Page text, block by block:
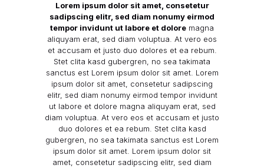
Lorem ipsum dolor sit amet, consetetur
sadipscing elitr, sed diam nonumy eirmod
tempor invidunt ut labore et dolore magna
aliquyam erat, sed diam voluptua. At vero eos
et accusam et justo duo dolores et ea rebum.
Stet clita kasd gubergren, no sea takimata
sanctus est Lorem ipsum dolor sit amet. Lorem
ipsum dolor sit amet, consetetur sadipscing
elitr, sed diam nonumy eirmod tempor invidunt
ut labore et dolore magna aliquyam erat, sed
diam voluptua. At vero eos et accusam et justo
duo dolores et ea rebum. Stet clita kasd
gubergren, no sea takimata sanctus est Lorem
ipsum dolor sit amet. Lorem ipsum dolor sit
amet, consetetur sadipscing elitr, sed diam